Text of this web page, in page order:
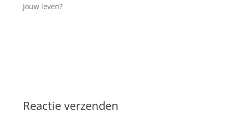
jouw leven?
Reactie verzenden